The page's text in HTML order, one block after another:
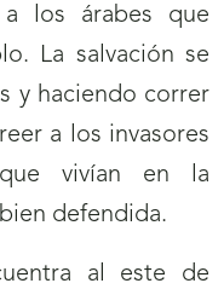
los árabes que
La salvación se
y haciendo correr
a los invasores
vivían en la
defendida.
al este de